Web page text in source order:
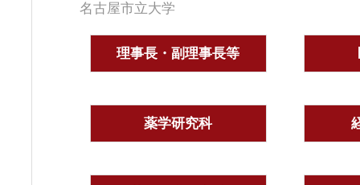
名古屋市立大学
理事長・副理事長等
薬学研究科